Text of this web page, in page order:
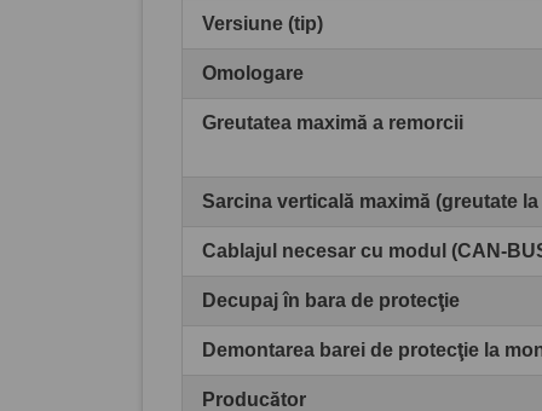
Versiune (tip)
Omologare
Greutatea maximă a remorcii
Sarcina verticală maximă (greutate
Cablajul necesar cu modul (CAN-
Decupaj în bara de protecţie
Demontarea barei de protecţie la
Producător